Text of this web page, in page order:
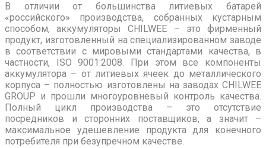
В отличии от большинства литиевых батарей
«российского» производства, собранных кустарным
способом, аккумуляторы CHILWEE – это фирменный
продукт, изготовленный на специализированном заводе
в соответствии с мировыми стандартами качества, в
частности, ISO 9001:2008. При этом все компоненты
аккумулятора – от литиевых ячеек до металлического
корпуса – полностью изготовлены на заводах CHILWEE
GROUP и прошли многоуровневый контроль качества.
Полный цикл производства – это отсутствие
посредников и сторонних поставщиков, а значит –
максимальное удешевление продукта для конечного
потребителя при безупречном качестве.